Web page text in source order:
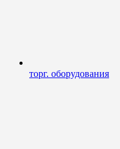
торг. оборудования